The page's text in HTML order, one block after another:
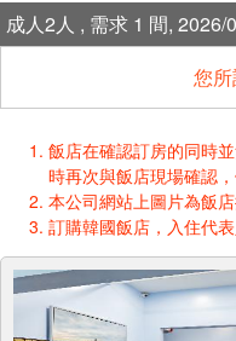
成人2人 , 需求 1 間, 2026/
您
飯店在確認訂房的同時
時再次與飯店現場確認，
本公司網站上圖片為飯
訂購韓國飯店，入住代表